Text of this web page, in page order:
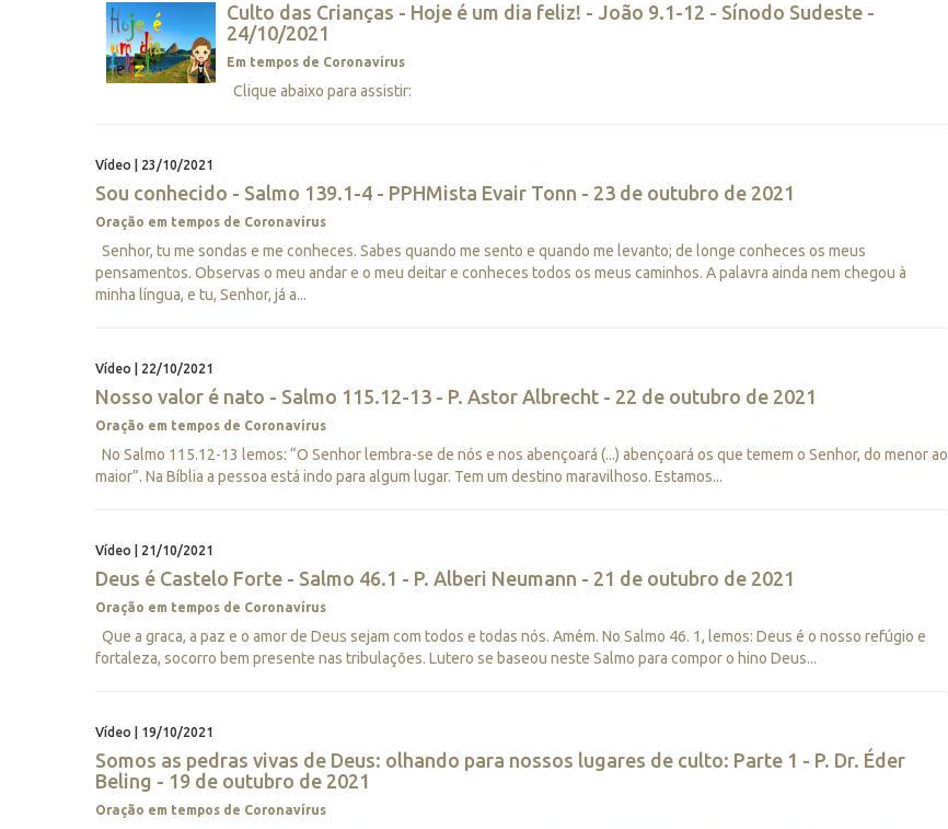
Culto das Crianças - Hoje é um dia feliz! - João 9.1-12 - Sínodo Sudeste -
24/10/2021
Em tempos de Coronavírus
Clique abaixo para assistir:
Vídeo | 23/10/2021
Sou conhecido - Salmo 139.1-4 - PPHMista Evair Tonn - 23 de outubro de 2021
Oração em tempos de Coronavírus
Senhor, tu me sondas e me conheces. Sabes quando me sento e quando me levanto; de longe conheces os meus
pensamentos. Observas o meu andar e o meu deitar e conheces todos os meus caminhos. A palavra ainda nem chegou à
minha língua, e tu, Senhor, já a...
Vídeo | 22/10/2021
Nosso valor é nato - Salmo 115.12-13 - P. Astor Albrecht - 22 de outubro de 2021
Oração em tempos de Coronavírus
No Salmo 115.12-13 lemos: “O Senhor lembra-se de nós e nos abençoará (...) abençoará os que temem o Senhor, do menor ao
maior”. Na Bíblia a pessoa está indo para algum lugar. Tem um destino maravilhoso. Estamos...
Vídeo | 21/10/2021
Deus é Castelo Forte - Salmo 46.1 - P. Alberi Neumann - 21 de outubro de 2021
Oração em tempos de Coronavírus
Que a graca, a paz e o amor de Deus sejam com todos e todas nós. Amém. No Salmo 46. 1, lemos: Deus é o nosso refúgio e
fortaleza, socorro bem presente nas tribulações. Lutero se baseou neste Salmo para compor o hino Deus...
Vídeo | 19/10/2021
Somos as pedras vivas de Deus: olhando para nossos lugares de culto: Parte 1 - P. Dr. Éder
Beling - 19 de outubro de 2021
Oração em tempos de Coronavírus